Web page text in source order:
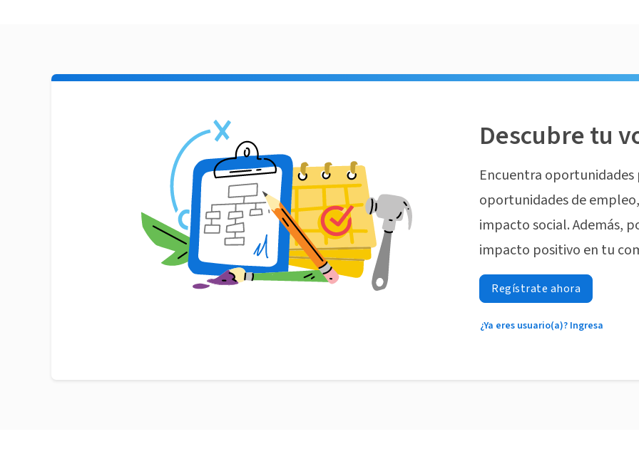
Descubre tu
Encuentra
oportunidades de
impacto social. Además,
impacto positivo en tu
Regístrate ahora
¿Ya eres usuario(a)? Ingresa